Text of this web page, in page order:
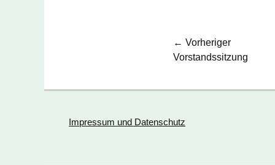
← Vorheriger
Vorheriger
Vorstandssitzung
Impressum und Datenschutz